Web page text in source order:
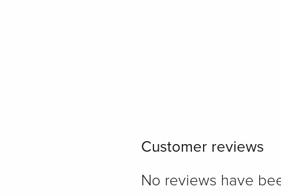
Customer reviews
No reviews have